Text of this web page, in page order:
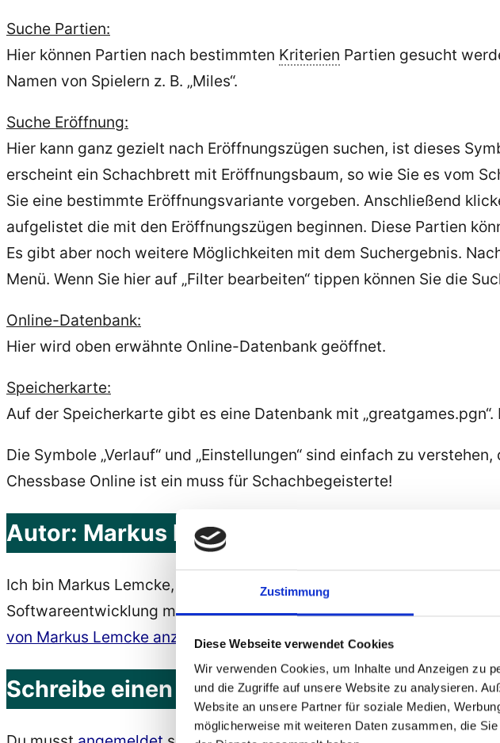
Zustimmung
Diese Webseite verwendet Cookies
Wir verwenden Cookies, um Inhalte und Anzeigen zu
und die Zugriffe auf unsere Website zu analysieren.
Website an unsere Partner für soziale Medien,
möglicherweise mit weiteren Daten zusammen, die
Suche Partien:
Hier können Partien nach bestimmten Kriterien Partien gesucht
Namen von Spielern z. B. „Miles“.
Suche Eröffnung:
Hier kann ganz gezielt nach Eröffnungszügen suchen, ist dieses
erscheint ein Schachbrett mit Eröffnungsbaum, so wie Sie es vom
Sie eine bestimmte Eröffnungsvariante vorgeben. Anschließend
aufgelistet die mit den Eröffnungszügen beginnen. Diese Partien
Es gibt aber noch weitere Möglichkeiten mit dem Suchergebnis.
Menü. Wenn Sie hier auf „Filter bearbeiten“ tippen können Sie die
Online-Datenbank:
Hier wird oben erwähnte Online-Datenbank geöffnet.
Speicherkarte:
Auf der Speicherkarte gibt es eine Datenbank mit
Die Symbole „Verlauf“ und „Einstellungen“ sind einfach zu
Chessbase Online ist ein muss für Schachbegeisterte!
Autor: Markus Lemcke
Ich bin Markus Lemcke, Softwareentwickler, Webentwickler,
Softwareentwicklung mit Java, C# und Python, Barrierefreiheit bei
von Markus Lemcke anzeigen
Schreibe einen Kommentar